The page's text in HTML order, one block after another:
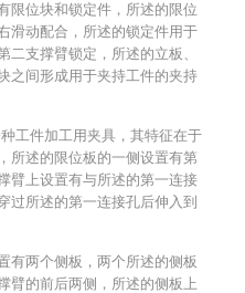
限位块和锁定件，所述的限位
滑动配合，所述的锁定件用于
二支撑臂锁定，所述的立板、
之间形成用于夹持工件的夹持
工件加工用夹具，其特征在于
所述的限位板的一侧设置有第
臂上设置有与所述的第一连接
过所述的第一连接孔后伸入到
有两个侧板，两个所述的侧板
臂的前后两侧，所述的侧板上